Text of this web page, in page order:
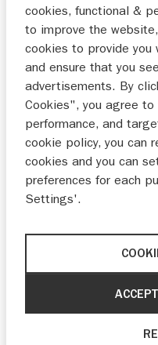
24-11-2025
goed werk.
de de Jong
21-11-2025
Door de
zonder dat er wordt
aandacht en alles op
cookies, functional &
to improve the
cookies to provide you
and ensure that you
advertisements. By
Cookies", you agree to
performance, and
cookie policy, you can
cookies and you can
preferences for each
Settings'.